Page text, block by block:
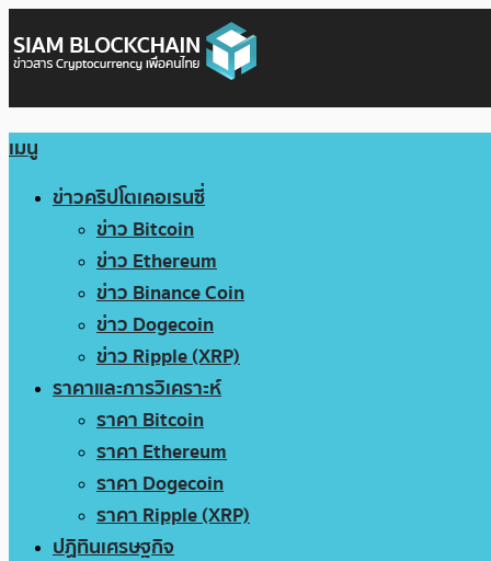
เมนู
ข่าวคริปโตเคอเรนซี่
ข่าว Bitcoin
ข่าว Ethereum
ข่าว Binance Coin
ข่าว Dogecoin
ข่าว Ripple (XRP)
ราคาและการวิเคราะห์
ราคา Bitcoin
ราคา Ethereum
ราคา Dogecoin
ราคา Ripple (XRP)
ปฏิทินเศรษฐกิจ